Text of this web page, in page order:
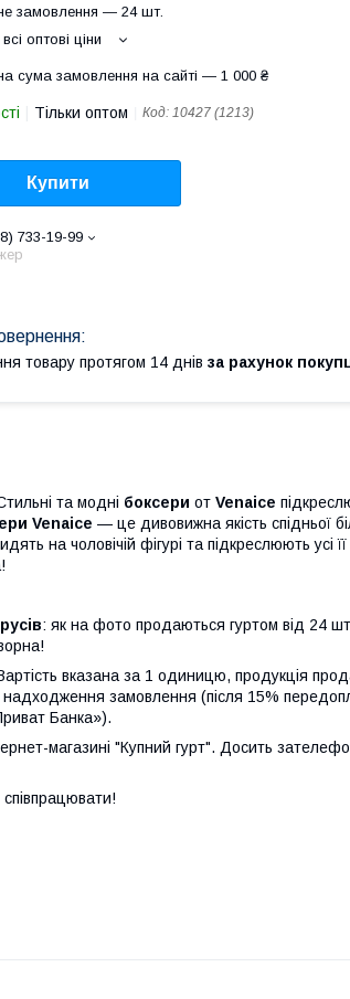
замовлення — 24 шт.
оптові ціни
сума замовлення на сайті — 1 000 ₴
Тільки оптом Код: 10427 (1213)
Купити
733-19-99
товару протягом 14 днів за рахунок
та модні боксери от Venaice
Venaice — це дивовижна якість спідньої
на чоловічій фігурі та підкреслюють усі її
: як на фото продаються гуртом від 24
вказана за 1 одиницю, продукція
замовлення (після 15%
Банка»).
магазині "Купний гурт". Досить